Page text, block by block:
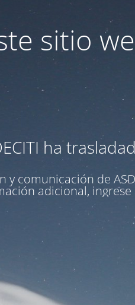
sitio
ha
y comunicación de
adicional,